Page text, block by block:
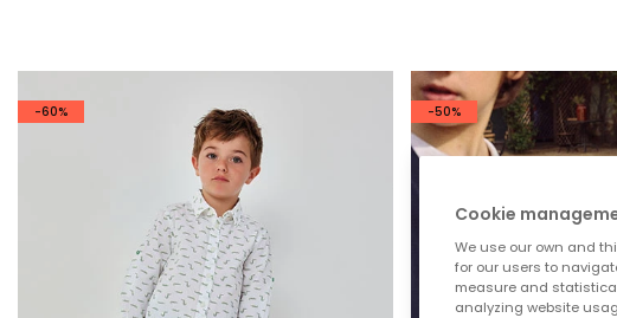
-60% -50%
Cookie
We use our own and
for our users to
measure and
analyzing website